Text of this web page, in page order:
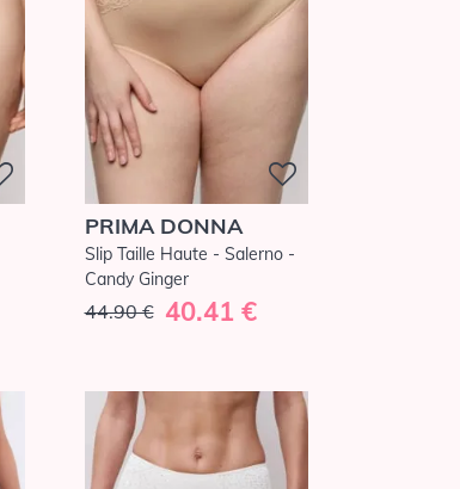
PRIMA DONNA
Slip Taille Haute - Salerno -
Candy Ginger
44.90 € 40.41 €